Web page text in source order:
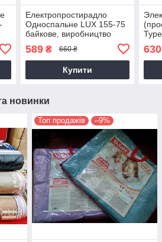
Електропростирадло
Односпальне LUX 155-75
байкове, виробництво
589₴ 660 ₴
Купити
630
новинки
Топ продажів –9%